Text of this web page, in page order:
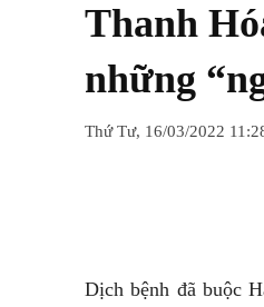
Thanh
những
Thứ Tư, 16/03/2022
Dịch bệnh đã buộc